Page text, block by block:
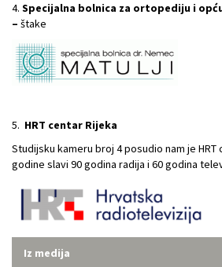
4. Specijalna bolnica za ortopediju i opću
– štake
5. HRT centar Rijeka
Studijsku kameru broj 4 posudio nam je
godine slavi 90 godina radija i 60 godina
Iz medija